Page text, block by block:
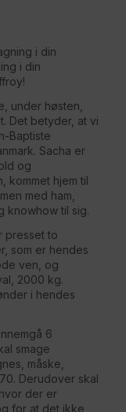
i din
i din
under høsten,
Det betyder, at vi
Baptiste
Sacha er
og
kommet hjem til
med ham,
knowhow til sig.
presset to
som er hendes
ven, og
2000 kg.
i hendes
6
smage
måske,
Derudover skal
der er
for at det ikke